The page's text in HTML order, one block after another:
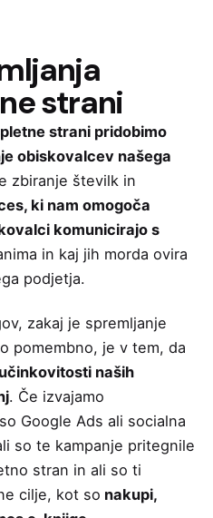
strani
strani pridobimo
obiskovalcev našega
zbiranje številk in
ki nam omogoča
komunicirajo s
in kaj jih morda ovira
podjetja.
zakaj je spremljanje
pomembno, je v tem, da
naših
. Če izvajamo
Google Ads ali socialna
so te kampanje pritegnile
stran in ali so ti
cilje, kot so nakupi,